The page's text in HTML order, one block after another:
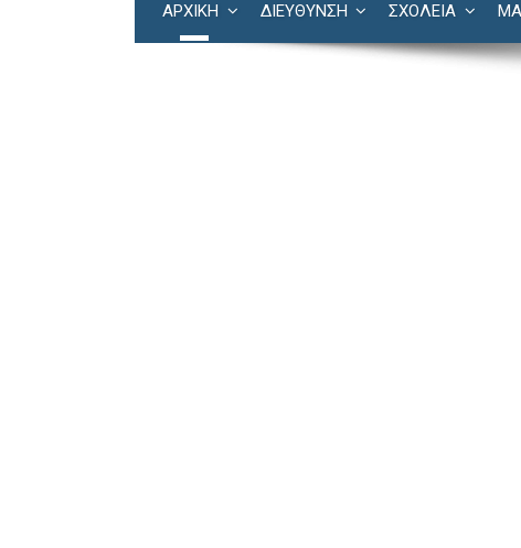
ΑΡΧΙΚΗ ΔΙΕΎΘΥΝΣΗ ΣΧΟΛΕΊΑ